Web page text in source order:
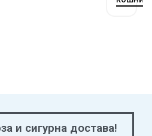
и сигурна достава!